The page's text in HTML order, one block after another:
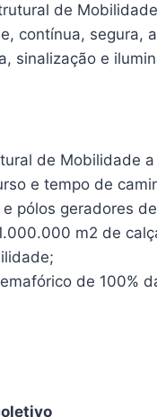
de
contínua, segura,
sinalização e
de Mobilidade
e tempo de
pólos geradores
m2 de
de 100%